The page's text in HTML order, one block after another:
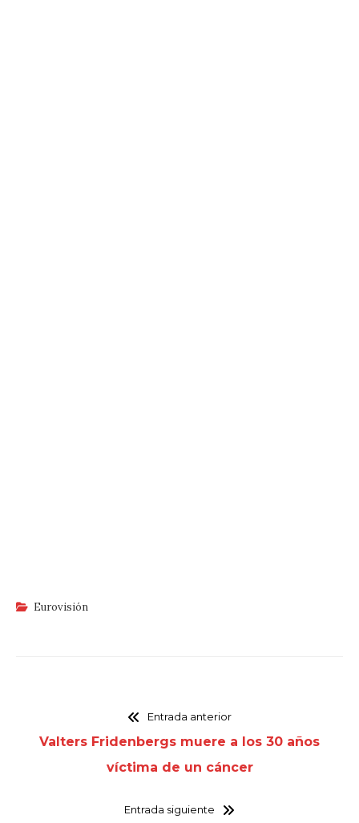
Eurovisión
Entrada anterior
Valters Fridenbergs muere a los 30 años
víctima de un cáncer
Entrada siguiente